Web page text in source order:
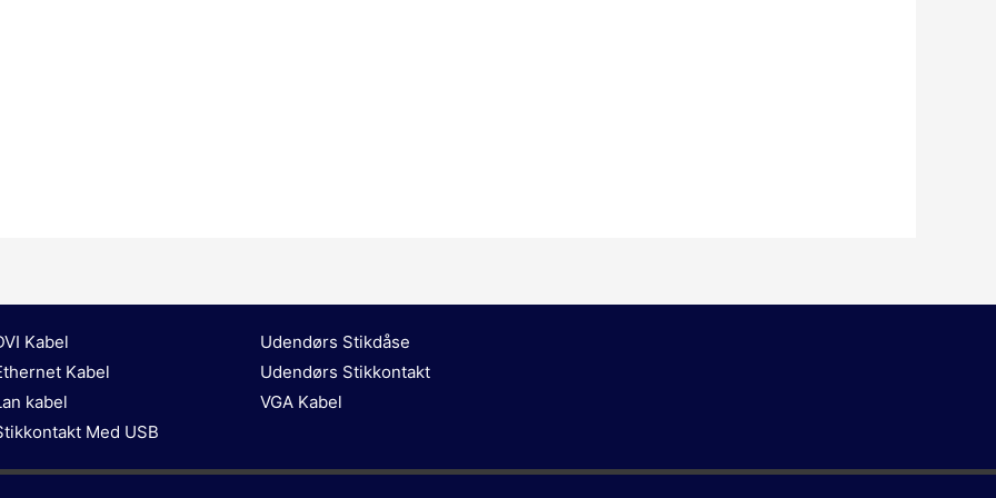
Kabel
Kabel
kabel
Med USB
Udendørs Stikdåse
Udendørs Stikkontakt
VGA Kabel